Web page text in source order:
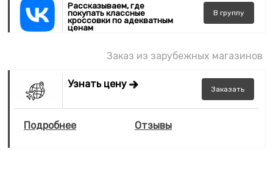
Рассказываем, где
покупать классные
кроссовки по адекватным
ценам
В группу
Заказ из зарубежных магазинов
Узнать цену Заказать
Подробнее Отзывы